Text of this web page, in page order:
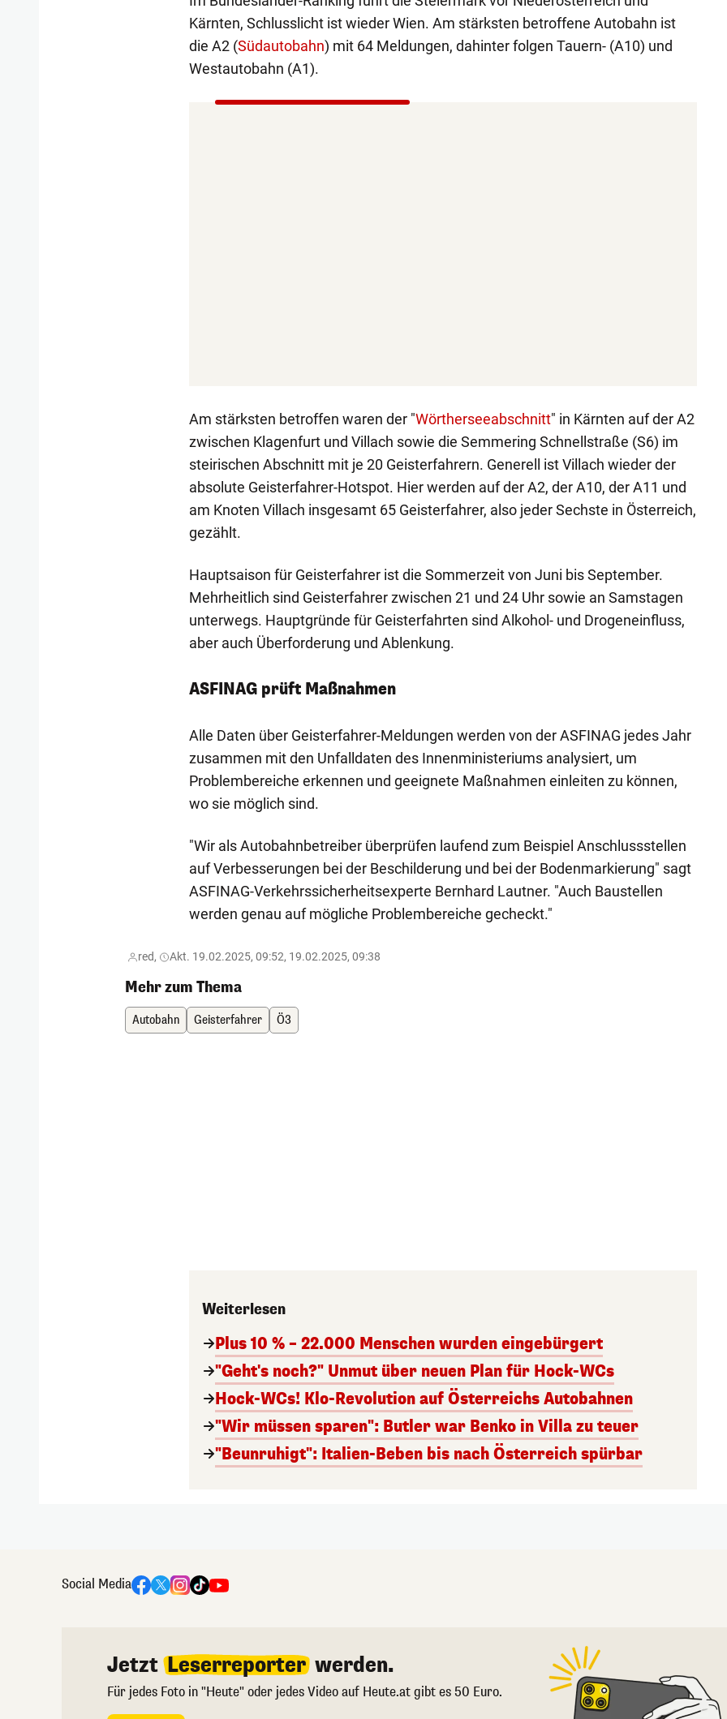
Kärnten, Schlusslicht ist wieder Wien. Am stärksten betroffene Autobahn ist
die A2 (Südautobahn) mit 64 Meldungen, dahinter folgen Tauern- (A10) und
Westautobahn (A1).
Am stärksten betroffen waren der "Wörtherseeabschnitt" in Kärnten auf der A2
zwischen Klagenfurt und Villach sowie die Semmering Schnellstraße (S6) im
steirischen Abschnitt mit je 20 Geisterfahrern. Generell ist Villach wieder der
absolute Geisterfahrer-Hotspot. Hier werden auf der A2, der A10, der A11 und
am Knoten Villach insgesamt 65 Geisterfahrer, also jeder Sechste in Österreich,
gezählt.
Hauptsaison für Geisterfahrer ist die Sommerzeit von Juni bis September.
Mehrheitlich sind Geisterfahrer zwischen 21 und 24 Uhr sowie an Samstagen
unterwegs. Hauptgründe für Geisterfahrten sind Alkohol- und Drogeneinfluss,
aber auch Überforderung und Ablenkung.
ASFINAG prüft Maßnahmen
Alle Daten über Geisterfahrer-Meldungen werden von der ASFINAG jedes Jahr
zusammen mit den Unfalldaten des Innenministeriums analysiert, um
Problembereiche erkennen und geeignete Maßnahmen einleiten zu können,
wo sie möglich sind.
"Wir als Autobahnbetreiber überprüfen laufend zum Beispiel Anschlussstellen
auf Verbesserungen bei der Beschilderung und bei der Bodenmarkierung" sagt
ASFINAG-Verkehrssicherheitsexperte Bernhard Lautner. "Auch Baustellen
werden genau auf mögliche Problembereiche gecheckt."
red, Akt. 19.02.2025, 09:52, 19.02.2025, 09:38
Mehr zum Thema
Autobahn Geisterfahrer Ö3
Weiterlesen
Plus 10 % – 22.000 Menschen wurden eingebürgert
"Geht's noch?" Unmut über neuen Plan für Hock-WCs
Hock-WCs! Klo-Revolution auf Österreichs Autobahnen
"Wir müssen sparen": Butler war Benko in Villa zu teuer
"Beunruhigt": Italien-Beben bis nach Österreich spürbar
Social Media
Jetzt Leserreporter werden.
Für jedes Foto in "Heute" oder jedes Video auf Heute.at gibt es 50 Euro.